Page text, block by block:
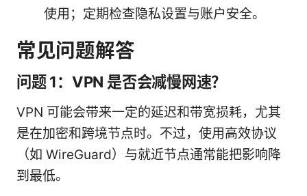
使用；定期检查隐私设置与账户安全。
常见问题解答
问题 1：VPN 是否会减慢网速？
VPN 可能会带来一定的延迟和带宽损耗，尤其
是在加密和跨境节点时。不过，使用高效协议
（如 WireGuard）与就近节点通常能把影响降
到最低。